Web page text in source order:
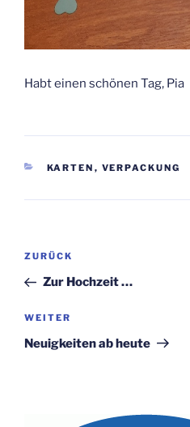
Habt einen schönen Tag, Pia
KATEGORIEN
KARTEN , VERPACKUNG
Beitragsnavigation
Vorheriger
Beitrag
ZURÜCK
Zur Hochzeit …
Nächster
Beitrag
WEITER
Neuigkeiten ab heute